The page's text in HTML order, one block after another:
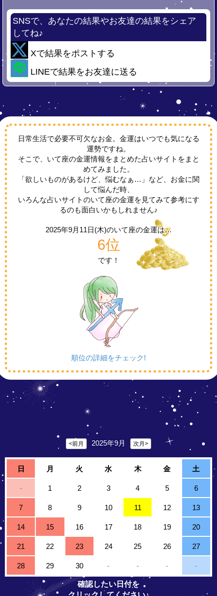
SNSで、あなたの結果やお友達の結果をシェア
してね♪
Xで結果をポストする
LINEで結果をお友達に送る
日常生活で必要不可欠なお金。金運はいつでも気になる
運勢ですね。
そこで、いて座の金運情報をまとめた占いサイトをまと
めてみました。
「欲しいものがあるけど、悩むなぁ…」など、お金に関
して悩んだ時、
いろんな占いサイトのいて座の金運を見てみて参考にす
るのも面白いかもしれません♪
2025年9月11日(木)のいて座の金運は…
6位
です！
順位の詳細をチェック!
<前月 2025年9月 次月>
日 月 火 水 木 金 土
- 1 2 3 4 5 6
7 8 9 10 11 12 13
14 15 16 17 18 19 20
21 22 23 24 25 26 27
28 29 30 - - - -
確認したい日付を